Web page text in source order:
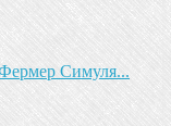
Симуля...